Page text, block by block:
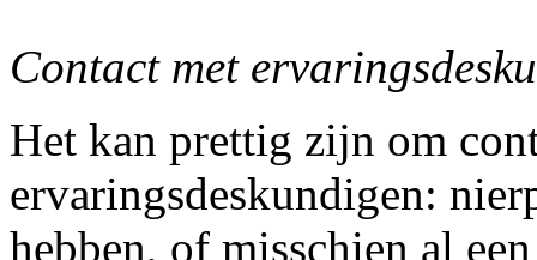
Contact met
Het kan prettig zijn om
ervaringsdeskundigen:
hebben, of misschien al